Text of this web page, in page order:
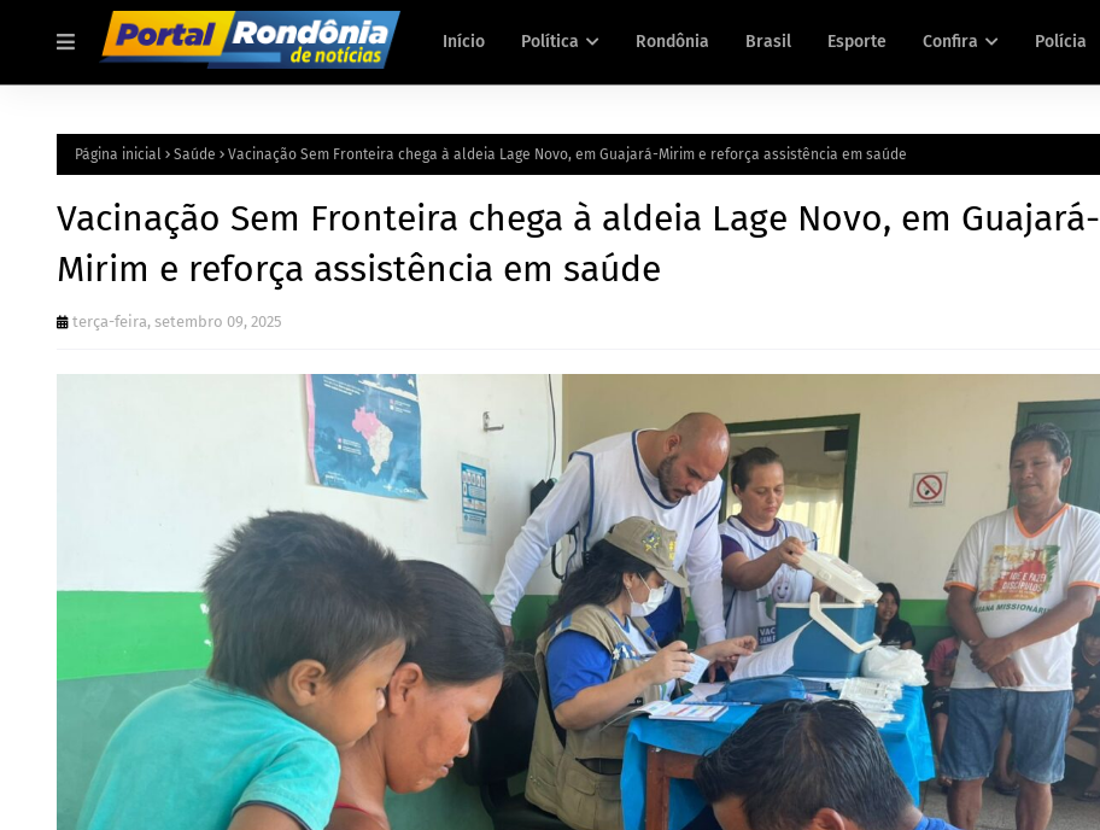
Início Política Rondônia Brasil Esporte Confira Polícia
Página inicial Saúde Vacinação Sem Fronteira chega à aldeia Lage Novo, em Guajará-Mirim e reforça assistência em saúde
Vacinação Sem Fronteira chega à aldeia Lage Novo, em Guajará-
Mirim e reforça assistência em saúde
terça-feira, setembro 09, 2025